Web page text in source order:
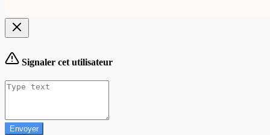
Signaler cet utilisateur
Envoyer